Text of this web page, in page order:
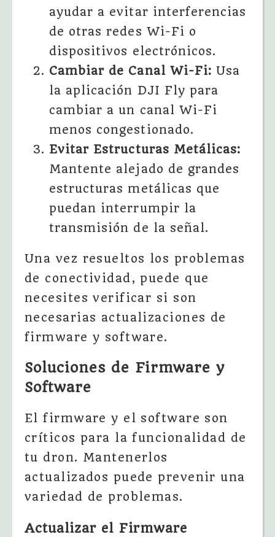
ayudar a evitar interferencias
de otras redes Wi-Fi o
dispositivos electrónicos.
Cambiar de Canal Wi-Fi: Usa
la aplicación DJI Fly para
cambiar a un canal Wi-Fi
menos congestionado.
Evitar Estructuras Metálicas:
Mantente alejado de grandes
estructuras metálicas que
puedan interrumpir la
transmisión de la señal.
Una vez resueltos los problemas
de conectividad, puede que
necesites verificar si son
necesarias actualizaciones de
firmware y software.
Soluciones de Firmware y
Software
El firmware y el software son
críticos para la funcionalidad de
tu dron. Mantenerlos
actualizados puede prevenir una
variedad de problemas.
Actualizar el Firmware